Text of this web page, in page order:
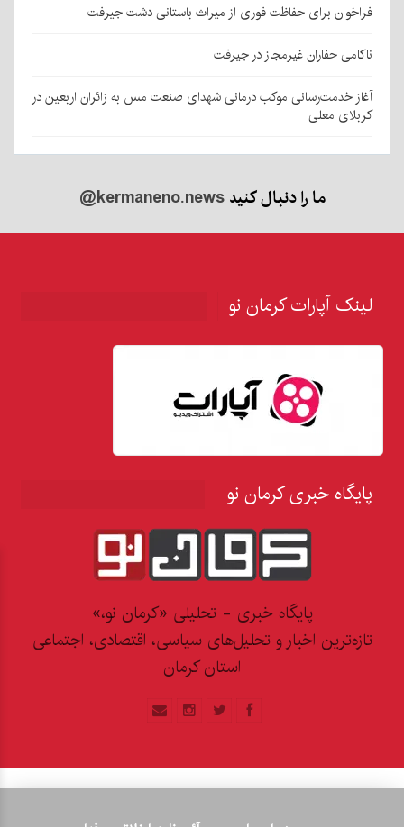
فراخوان برای حفاظت فوری از میراث باستانی دشت جیرفت
ناکامی حفاران غیرمجاز در جیرفت
آغاز خدمت‌رسانی موکب درمانی شهدای صنعت مس به زائران اربعین در
کربلای معلی
ما را دنبال کنید@kermaneno.news
لینک آپارات کرمان نو
پایگاه خبری کرمان نو
پایگاه خبری - تحلیلی «کرمان نو،»
تازه‌ترین اخبار و تحلیل‌های سیاسی، اقتصادی، اجتماعی
استان کرمان